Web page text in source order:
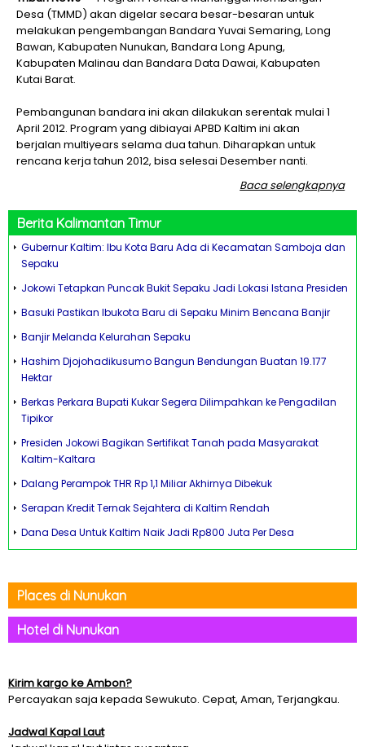
Desa (TMMD) akan digelar secara besar-besaran untuk
melakukan pengembangan Bandara Yuvai Semaring, Long
Bawan, Kabupaten Nunukan, Bandara Long Apung,
Kabupaten Malinau dan Bandara Data Dawai, Kabupaten
Kutai Barat.
Pembangunan bandara ini akan dilakukan serentak mulai 1
April 2012. Program yang dibiayai APBD Kaltim ini akan
berjalan multiyears selama dua tahun. Diharapkan untuk
rencana kerja tahun 2012, bisa selesai Desember nanti.
Baca selengkapnya
Berita Kalimantan Timur
Gubernur Kaltim: Ibu Kota Baru Ada di Kecamatan Samboja dan
Sepaku
Jokowi Tetapkan Puncak Bukit Sepaku Jadi Lokasi Istana Presiden
Basuki Pastikan Ibukota Baru di Sepaku Minim Bencana Banjir
Banjir Melanda Kelurahan Sepaku
Hashim Djojohadikusumo Bangun Bendungan Buatan 19.177
Hektar
Berkas Perkara Bupati Kukar Segera Dilimpahkan ke Pengadilan
Tipikor
Presiden Jokowi Bagikan Sertifikat Tanah pada Masyarakat
Kaltim-Kaltara
Dalang Perampok THR Rp 1,1 Miliar Akhirnya Dibekuk
Serapan Kredit Ternak Sejahtera di Kaltim Rendah
Dana Desa Untuk Kaltim Naik Jadi Rp800 Juta Per Desa
Places di Nunukan
Hotel di Nunukan
Kirim kargo ke Ambon?
Percayakan saja kepada Sewukuto. Cepat, Aman, Terjangkau.
Jadwal Kapal Laut